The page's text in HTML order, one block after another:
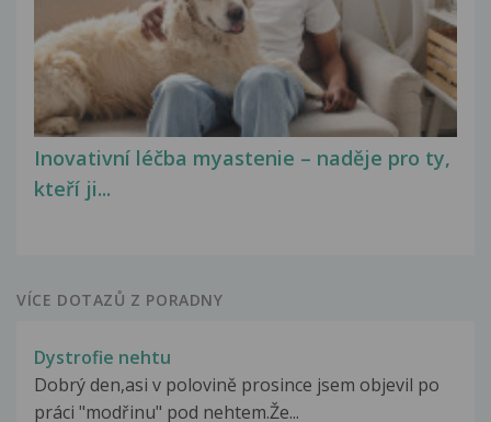
Inovativní léčba myastenie – naděje pro ty,
kteří ji...
VÍCE DOTAZŮ Z PORADNY
Dystrofie nehtu
Dobrý den,asi v polovině prosince jsem objevil po
práci "modřinu" pod nehtem.Že...